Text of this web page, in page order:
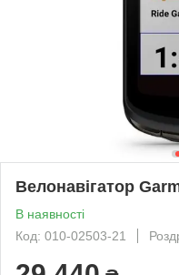
Велонавігатор
В наявності
Код: 010-02503-21